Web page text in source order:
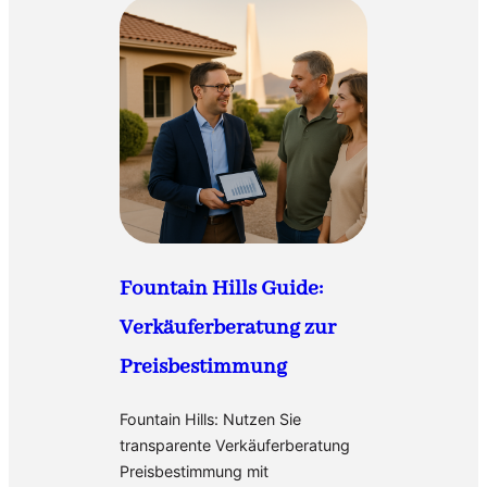
Fountain Hills Guide:
Verkäuferberatung zur
Preisbestimmung
Fountain Hills: Nutzen Sie
transparente Verkäuferberatung
Preisbestimmung mit